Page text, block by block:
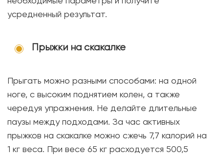
усредненный результат.
Прыжки на скакалке
Прыгать можно разными способами: на одной
ноге, с высоким поднятием колен, а также
чередуя упражнения. Не делайте длительные
паузы между подходами. За час активных
прыжков на скакалке можно сжечь 7,7 калорий на
1 кг веса. При весе 65 кг расходуется 500,5